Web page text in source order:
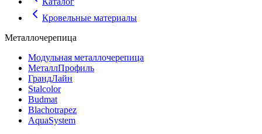
Кровельные материалы
Металлочерепица
Модульная металлочерепица
МеталлПрофиль
ГрандЛайн
Stalcolor
Budmat
Blachotrapez
AquaSystem